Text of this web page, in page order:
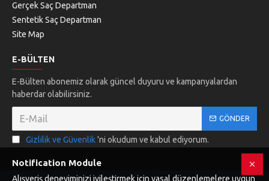
Gerçek Saç Departman
Sentetik Saç Departman
Site Map
E-BÜLTEN
E-Bülten abonemiz olarak güncel duyuru ve kampanyalardan
haberdar olabilirsiniz.
GÖNDER
Gizlilik ve Güvenlik'ni okudum ve kabul ediyorum.
Notification Module
Alışveriş deneyiminizi iyileştirmek için yasal düzenlemelere uygun